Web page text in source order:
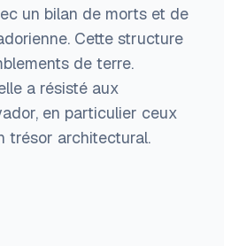
un bilan de morts et de
Cette structure
de terre.
a résisté aux
en particulier ceux
trésor architectural.